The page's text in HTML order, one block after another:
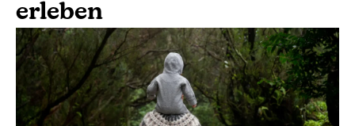
erleben